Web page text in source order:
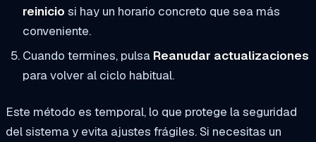
reinicio si hay un horario concreto que sea más
conveniente.
Cuando termines, pulsa Reanudar actualizaciones
para volver al ciclo habitual.
Este método es temporal, lo que protege la seguridad
del sistema y evita ajustes frágiles. Si necesitas un